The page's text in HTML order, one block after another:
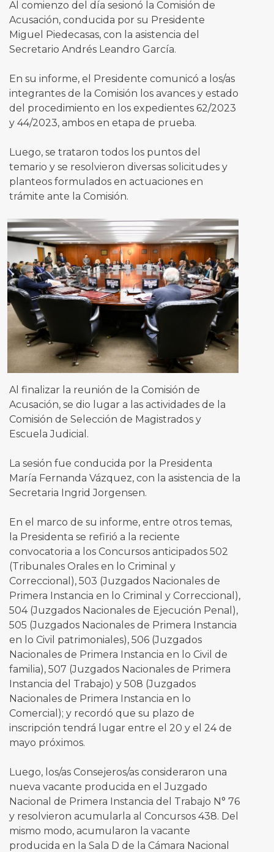
Al comienzo del día sesionó la Comisión de
Acusación, conducida por su Presidente
Miguel Piedecasas, con la asistencia del
Secretario Andrés Leandro García.
En su informe, el Presidente comunicó a los/as
integrantes de la Comisión los avances y estado
del procedimiento en los expedientes 62/2023
y 44/2023, ambos en etapa de prueba.
Luego, se trataron todos los puntos del
temario y se resolvieron diversas solicitudes y
planteos formulados en actuaciones en
trámite ante la Comisión.
Al finalizar la reunión de la Comisión de
Acusación, se dio lugar a las actividades de la
Comisión de Selección de Magistrados y
Escuela Judicial.
La sesión fue conducida por la Presidenta
María Fernanda Vázquez, con la asistencia de la
Secretaria Ingrid Jorgensen.
En el marco de su informe, entre otros temas,
la Presidenta se refirió a la reciente
convocatoria a los Concursos anticipados 502
(Tribunales Orales en lo Criminal y
Correccional), 503 (Juzgados Nacionales de
Primera Instancia en lo Criminal y Correccional),
504 (Juzgados Nacionales de Ejecución Penal),
505 (Juzgados Nacionales de Primera Instancia
en lo Civil patrimoniales), 506 (Juzgados
Nacionales de Primera Instancia en lo Civil de
familia), 507 (Juzgados Nacionales de Primera
Instancia del Trabajo) y 508 (Juzgados
Nacionales de Primera Instancia en lo
Comercial); y recordó que su plazo de
inscripción tendrá lugar entre el 20 y el 24 de
mayo próximos.
Luego, los/as Consejeros/as consideraron una
nueva vacante producida en el Juzgado
Nacional de Primera Instancia del Trabajo N° 76
y resolvieron acumularla al Concursos 438. Del
mismo modo, acumularon la vacante
producida en la Sala D de la Cámara Nacional